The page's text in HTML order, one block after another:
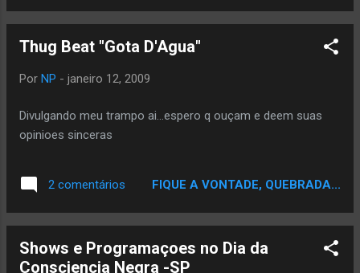
´s..................... Aos poucos vamos jogando
dando um grau na pagina inicial que ainda
não é a final. Não esqueça e ajude a
Literatura e cultura em geral, acesse !!!!!! "
http://www.buzo.com.br/ Fonte:Rapnacional
Thug Beat "Gota D'Agua"
Por NP - janeiro 12, 2009
Divulgando meu trampo ai...espero q ouçam e deem suas
opinioes sinceras
2 comentários FIQUE A VONTADE, QUEBRADA...
Shows e Programaçoes no Dia da
Consciencia Negra -SP